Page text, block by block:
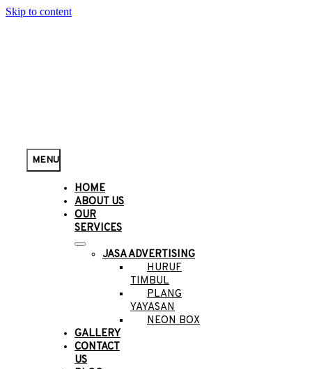
Skip to content
MENU
HOME
ABOUT US
OUR
SERVICES
JASA ADVERTISING
HURUF
TIMBUL
PLANG
YAYASAN
NEON BOX
GALLERY
CONTACT
US